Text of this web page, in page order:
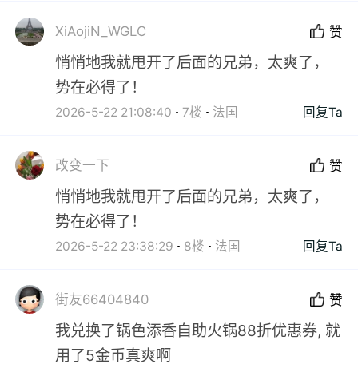
XiAojiN_WGLC 赞
悄悄地我就甩开了后面的兄弟，太爽了，
势在必得了！
2026-5-22 21:08:40 7楼 法国 回复Ta
改变一下 赞
悄悄地我就甩开了后面的兄弟，太爽了，
势在必得了！
2026-5-22 23:38:29 8楼 法国 回复Ta
街友66404840 赞
我兑换了锅色添香自助火锅88折优惠券, 就
用了5金币真爽啊